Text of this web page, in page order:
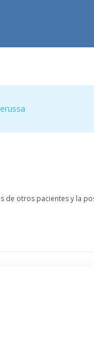
de otros pacientes y la